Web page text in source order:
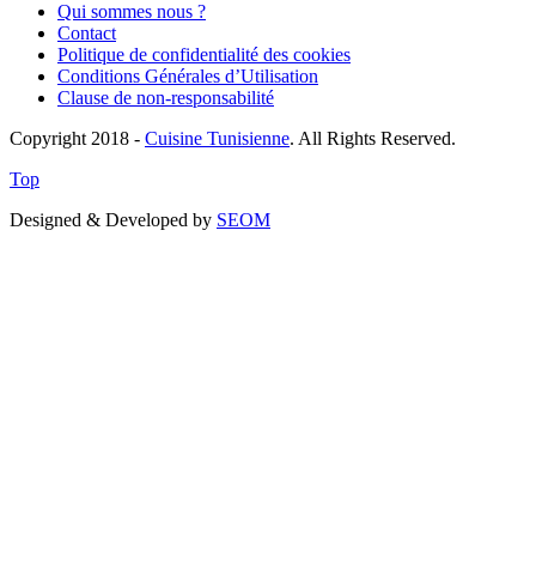
Qui sommes nous ?
Contact
Politique de confidentialité des cookies
Conditions Générales d’Utilisation
Clause de non-responsabilité
Copyright 2018 - Cuisine Tunisienne. All Rights Reserved.
Top
Designed & Developed by SEOM